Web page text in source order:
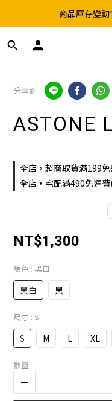
超取滿199
商品庫存變
前往實體店
分享到
ASTONE
全店，超商取貨滿199
全店，宅配滿490免運
NT$1,300
顏色 : 黑白
黑白 黑
尺寸 : S
S M L XL
數量